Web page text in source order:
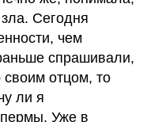
Сегодня
чем
спрашивали,
своим отцом, то
ли я
Уже в